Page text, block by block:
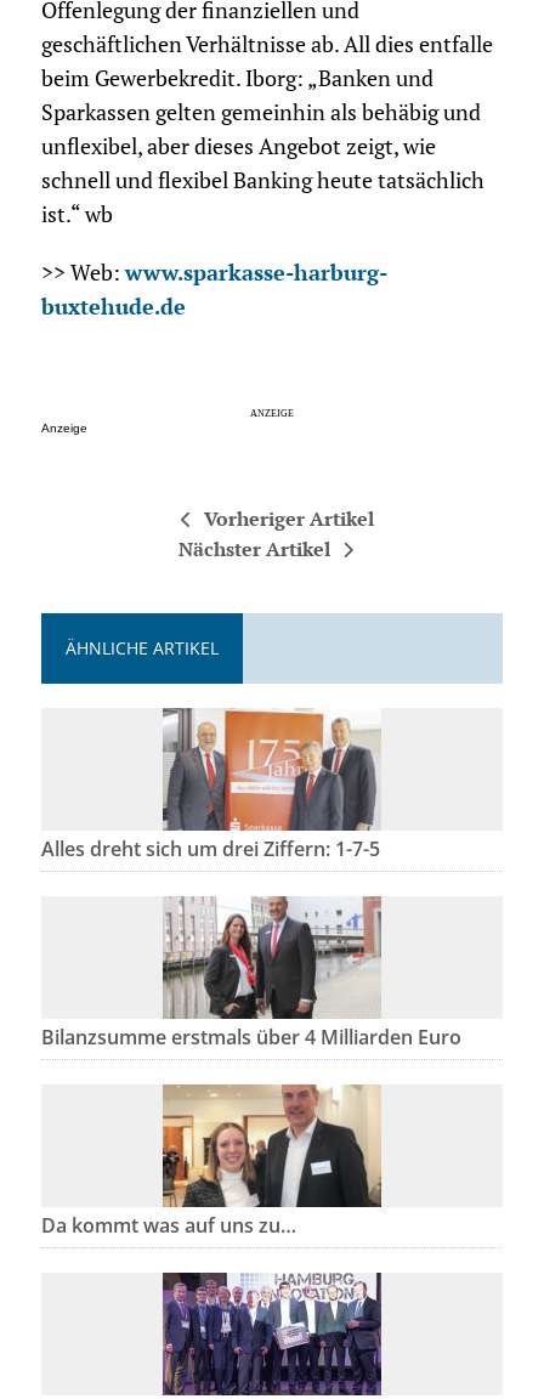
Offenlegung der finanziellen und
geschäftlichen Verhältnisse ab. All dies entfalle
beim Gewerbekredit. Iborg: „Banken und
Sparkassen gelten gemeinhin als behäbig und
unflexibel, aber dieses Angebot zeigt, wie
schnell und flexibel Banking heute tatsächlich
ist.“ wb
>> Web:www.sparkasse-harburg-
buxtehude.de
Anzeige
Vorheriger Artikel
Nächster Artikel
ÄHNLICHE ARTIKEL
Alles dreht sich um drei Ziffern: 1-7-5
Bilanzsumme erstmals über 4 Milliarden Euro
Da kommt was auf uns zu…